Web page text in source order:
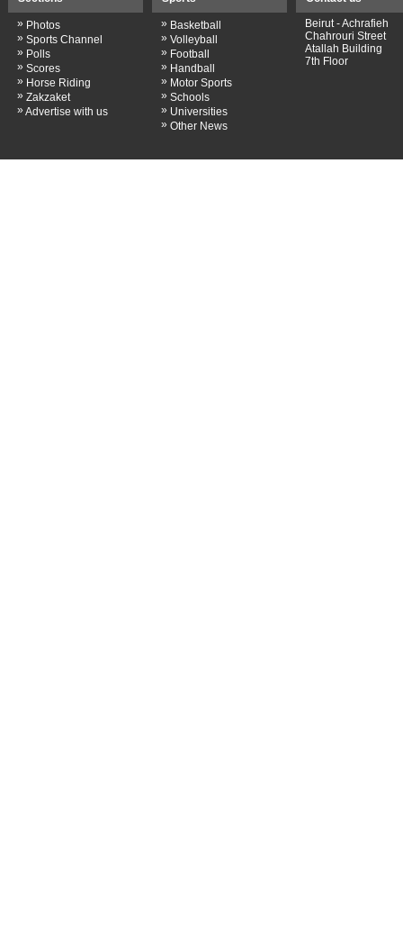
» Photos
» Sports Channel
» Polls
» Scores
» Horse Riding
» Zakzaket
» Advertise with us
» Basketball
» Volleyball
» Football
» Handball
» Motor Sports
» Schools
» Universities
» Other News
Beirut - Achrafieh
Chahrouri Street
Atallah Building
7th Floor